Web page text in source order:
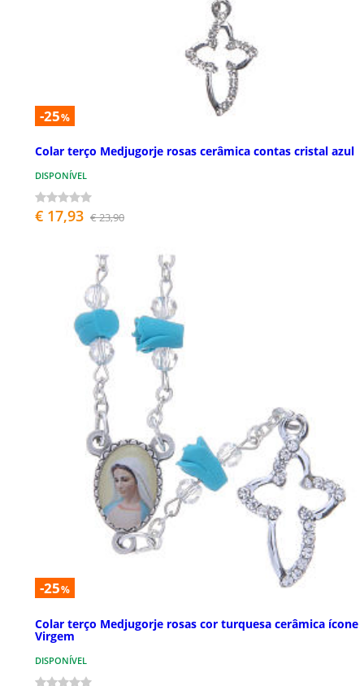
-25%
Colar terço Medjugorje rosas cerâmica contas cristal azul
DISPONÍVEL
€ 17,93 € 23,90
-25%
Colar terço Medjugorje rosas cor turquesa cerâmica ícone
Virgem
DISPONÍVEL